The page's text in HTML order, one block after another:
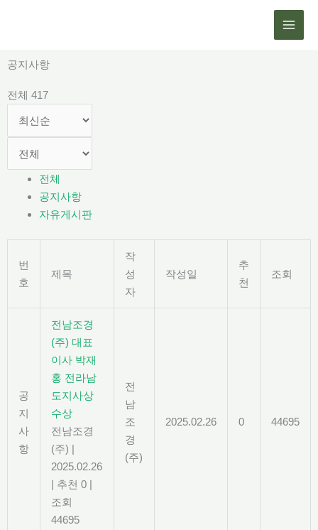
로
너
공지사항
전체 417
전체
공지사항
자유게시판
번
호
제목
작
성
자
작성일
추
천
조회
공
지
사
항
전남조경
(주) 대표
이사 박재
홍 전라남
도지사상
수상
전남조경
(주) |
2025.02.26
| 추천 0 |
조회
44695
전
남
조
경
(주)
2025.02.26 0 44695